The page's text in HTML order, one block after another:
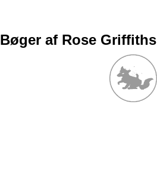
Bøger af Rose Griffiths